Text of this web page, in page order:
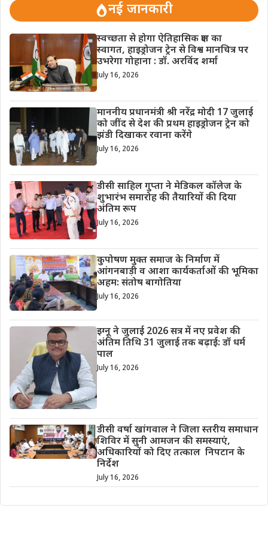
नई जानकारी
स्वच्छता से होगा ऐतिहासिक क्षण का
स्वागत, हाइड्रोजन ट्रेन से विश्व मानचित्र पर
उभरेगा गोहाना : डॉ. अरविंद शर्मा
July 16, 2026
माननीय प्रधानमंत्री श्री नरेंद्र मोदी 17 जुलाई
को जींद से देश की प्रथम हाइड्रोजन ट्रेन को
झंडी दिखाकर रवाना करेंगे
July 16, 2026
डीसी साहिल गुप्ता ने मेडिकल कॉलेज के
शुभारंभ समारोह की तैयारियों की दिया
अंतिम रूप
July 16, 2026
कुपोषण मुक्त समाज के निर्माण में
आंगनबाड़ी व आशा कार्यकर्ताओं की भूमिका
अहम: संतोष बागोतिया
July 16, 2026
इग्नू ने जुलाई 2026 सत्र में नए प्रवेश की
अंतिम तिथि 31 जुलाई तक बढ़ाई: डॉ धर्म
पाल
July 16, 2026
डीसी वर्षा खांगवाल ने जिला स्तरीय समाधान
शिविर में सुनी आमजन की समस्याएं,
अधिकारियों को दिए तत्काल निपटान के
निर्देश
July 16, 2026